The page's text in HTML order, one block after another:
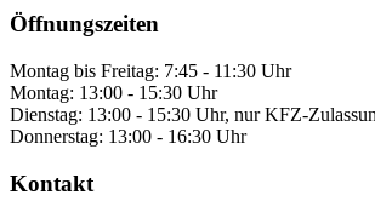
Öffnungszeiten
Montag bis Freitag: 7:45 - 11:30 Uhr
Montag: 13:00 - 15:30 Uhr
Dienstag: 13:00 - 15:30 Uhr, nur KFZ-
Donnerstag: 13:00 - 16:30 Uhr
Kontakt